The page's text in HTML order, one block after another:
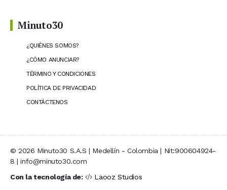
Minuto30
¿QUIÉNES SOMOS?
¿CÓMO ANUNCIAR?
TÉRMINO Y CONDICIONES
POLÍTICA DE PRIVACIDAD
CONTÁCTENOS
© 2026 Minuto30 S.A.S | Medellín - Colombia | Nit:900604924-
8 | info@minuto30.com
Con la tecnología de:
Laooz Studios